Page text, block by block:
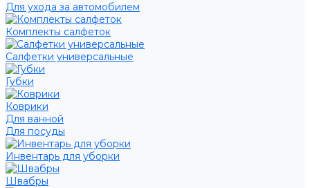
Для ухода за автомобилем
Комплекты салфеток
Салфетки универсальные
Губки
Коврики
Для ванной
Для посуды
Инвентарь для уборки
Швабры